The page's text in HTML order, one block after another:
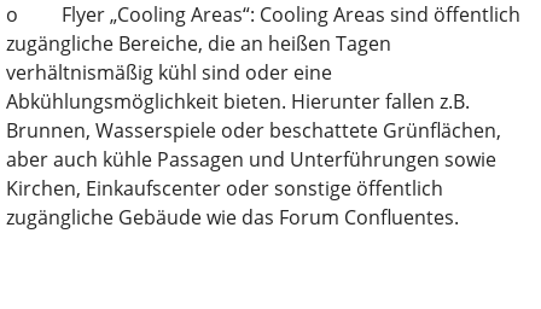
o Flyer „Cooling Areas“: Cooling Areas sind öffentlich
zugängliche Bereiche, die an heißen Tagen
verhältnismäßig kühl sind oder eine
Abkühlungsmöglichkeit bieten. Hierunter fallen z.B.
Brunnen, Wasserspiele oder beschattete Grünflächen,
aber auch kühle Passagen und Unterführungen sowie
Kirchen, Einkaufscenter oder sonstige öffentlich
zugängliche Gebäude wie das Forum Confluentes.